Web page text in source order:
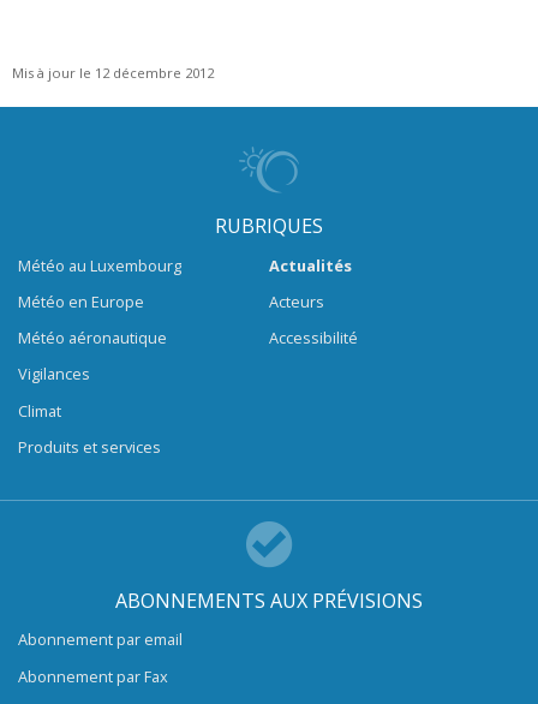
Mis à jour le 12 décembre 2012
RUBRIQUES
Météo au Luxembourg
Météo en Europe
Météo aéronautique
Vigilances
Climat
Produits et services
Actualités
Acteurs
Accessibilité
ABONNEMENTS AUX PRÉVISIONS
Abonnement par email
Abonnement par Fax